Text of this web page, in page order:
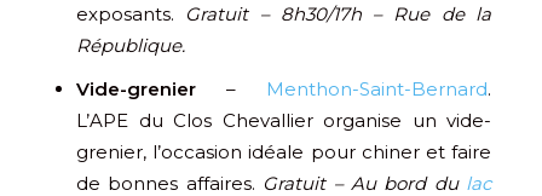
exposants. Gratuit – 8h30/17h – Rue de la
République.
Vide-grenier – Menthon-Saint-Bernard.
L’APE du Clos Chevallier organise un vide-
grenier, l’occasion idéale pour chiner et faire
de bonnes affaires. Gratuit – Au bord du lac